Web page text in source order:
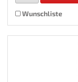
Wunschliste